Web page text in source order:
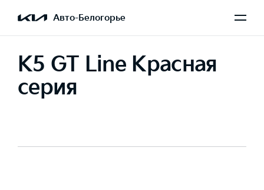
Авто-Белогорье
K5 GT Line Красная
серия